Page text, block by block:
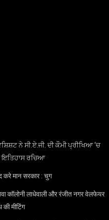
ਨੇ ਸੀ.ਏ.ਜੀ. ਦੀ ਕੌਮੀ ਪ੍ਰੀਖਿਆ ‘ਚ
ਇਤਿਹਾਸ ਰਚਿਆ
करे मान सरकार : चुग
कॉलोनी लाधेवाली और रंजीत नगर वेलफेयर
मीटिंग